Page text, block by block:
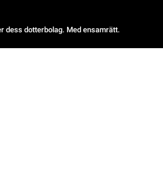
dess dotterbolag. Med ensamrätt.